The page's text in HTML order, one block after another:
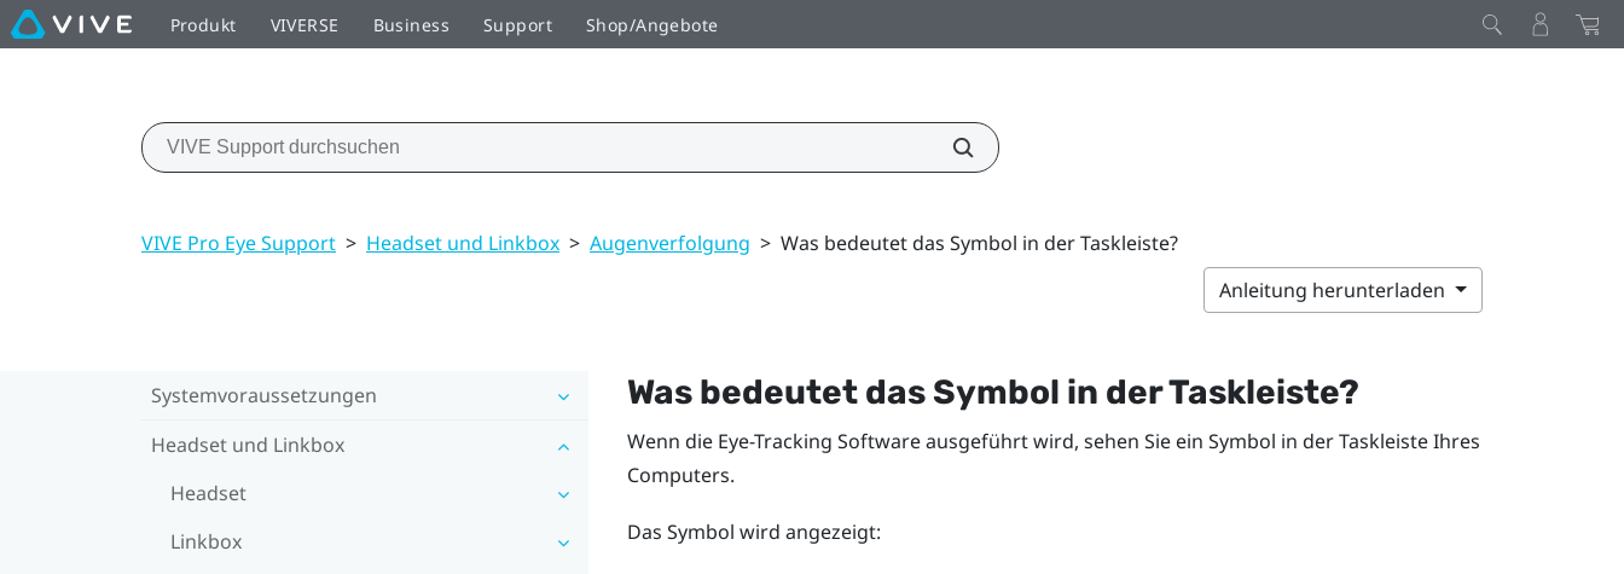
Produkt VIVERSE Business Support Shop/Angebote
VIVE Pro Eye Support > Headset und Linkbox > Augenverfolgung > Was bedeutet das Symbol in der Taskleiste?
Anleitung herunterladen
Systemvoraussetzungen
Headset und Linkbox
Headset
Linkbox
Was bedeutet das Symbol in der Taskleiste?
Wenn die Eye-Tracking Software ausgeführt wird, sehen Sie ein Symbol in der Taskleiste Ihres
Computers.
Das Symbol wird angezeigt: